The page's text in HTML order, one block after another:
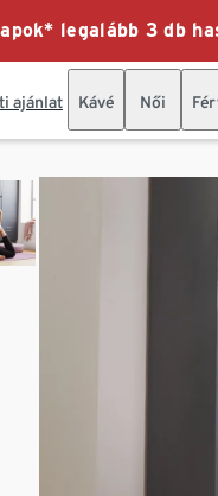
legalább 3 db
ajánlat Kávé Női